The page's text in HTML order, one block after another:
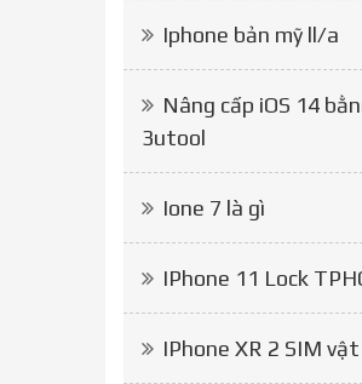
Iphone bản mỹ ll/a
Nâng cấp iOS 14
3utool
Ione 7 là gì
IPhone 11 Lock
IPhone XR 2 SIM